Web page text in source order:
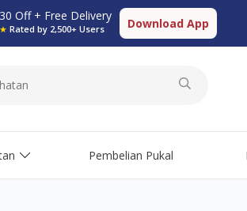
Off + Free Delivery
Rated by 2,500+ Users Download App
Pembelian Pukal